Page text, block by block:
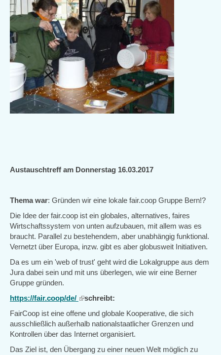
Austauschtreff am Donnerstag 16.03.2017
Thema war: Gründen wir eine lokale fair.coop Gruppe Bern!?
Die Idee der fair.coop ist ein globales, alternatives, faires
Wirtschaftssystem von unten aufzubauen, mit allem was es
braucht. Parallel zu bestehendem, aber unabhängig funktional.
Vernetzt über Europa, inzw. gibt es aber globusweit Initiativen.
Da es um ein 'web of trust' geht wird die Lokalgruppe aus dem
Jura dabei sein und mit uns überlegen, wie wir eine Berner
Gruppe gründen.
https://fair.coop/de/ (link
external)
schreibt:
FairCoop ist eine offene und globale Kooperative, die sich
ausschließlich außerhalb nationalstaatlicher Grenzen und
Kontrollen über das Internet organisiert.
Das Ziel ist, den Übergang zu einer neuen Welt möglich zu